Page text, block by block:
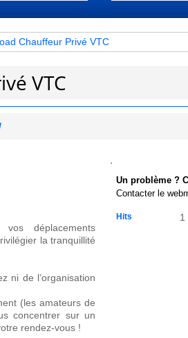
Chauffeur Privé VTC
VTC
déplacements
la tranquillité
ni de l’organisation
(les amateurs de
concentrer sur un
rendez-vous !
Un problème ?
Contacter le
Hits 1